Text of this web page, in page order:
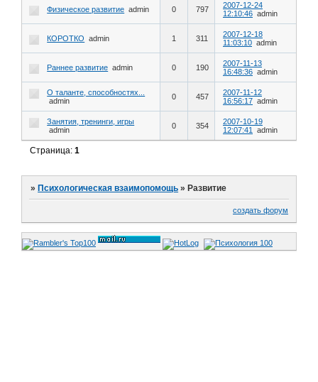
Физическое развитие admin 0 797
2007-12-24
12:10:46 admin
КОРОТКО admin 1 311
2007-12-18
11:03:10 admin
Раннее развитие admin 0 190
2007-11-13
16:48:36 admin
О таланте, способностях...
admin
0 457
2007-11-12
16:56:17 admin
Занятия, тренинги, игры
admin
0 354
2007-10-19
12:07:41
admin
Страница:1
»Психологическая взаимопомощь »Развитие
создать форум